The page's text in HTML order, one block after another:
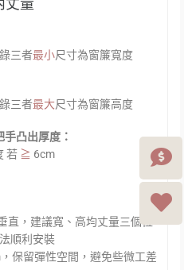
丈量
三者最小尺寸為窗簾寬度
三者最大尺寸為窗簾高度
凸出厚度：
若 ≧ 6cm
直，建議寬、高均丈量三個位
順利安裝
保留彈性空間，避免些微工差